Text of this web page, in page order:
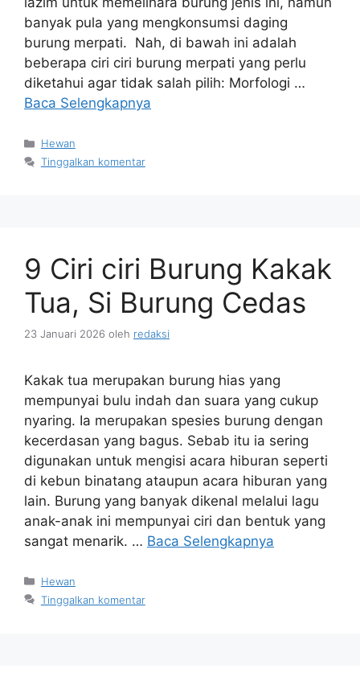
banyak pula yang mengkonsumsi daging
burung merpati. Nah, di bawah ini adalah
beberapa ciri ciri burung merpati yang perlu
diketahui agar tidak salah pilih: Morfologi …
Baca Selengkapnya
Kategori
Hewan
Tinggalkan komentar
9 Ciri ciri Burung Kakak
Tua, Si Burung Cedas
23 Januari 2026 oleh redaksi
Kakak tua merupakan burung hias yang
mempunyai bulu indah dan suara yang cukup
nyaring. Ia merupakan spesies burung dengan
kecerdasan yang bagus. Sebab itu ia sering
digunakan untuk mengisi acara hiburan seperti
di kebun binatang ataupun acara hiburan yang
lain. Burung yang banyak dikenal melalui lagu
anak-anak ini mempunyai ciri dan bentuk yang
sangat menarik. … Baca Selengkapnya
Kategori
Hewan
Tinggalkan komentar